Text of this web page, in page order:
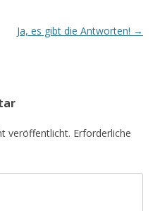
Ja, es gibt die Antworten! →
veröffentlicht. Erforderliche